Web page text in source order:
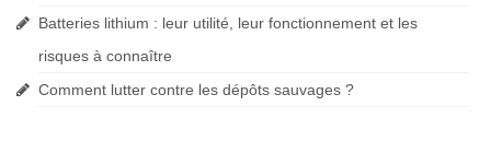
Batteries lithium : leur utilité, leur fonctionnement et les
risques à connaître
Comment lutter contre les dépôts sauvages ?